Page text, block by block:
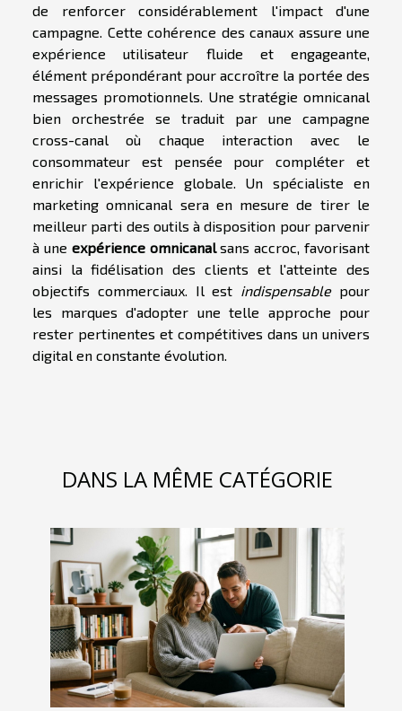
de renforcer considérablement l'impact d'une
campagne. Cette cohérence des canaux assure une
expérience utilisateur fluide et engageante,
élément prépondérant pour accroître la portée des
messages promotionnels. Une stratégie omnicanal
bien orchestrée se traduit par une campagne
cross-canal où chaque interaction avec le
consommateur est pensée pour compléter et
enrichir l'expérience globale. Un spécialiste en
marketing omnicanal sera en mesure de tirer le
meilleur parti des outils à disposition pour parvenir
à une expérience omnicanalsans accroc, favorisant
ainsi la fidélisation des clients et l'atteinte des
objectifs commerciaux. Il est indispensablepour
les marques d'adopter une telle approche pour
rester pertinentes et compétitives dans un univers
digital en constante évolution.
DANS LA MÊME CATÉGORIE